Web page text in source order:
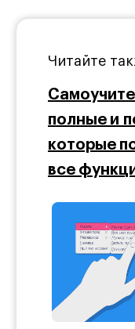
Читайте
полные и
которые
все